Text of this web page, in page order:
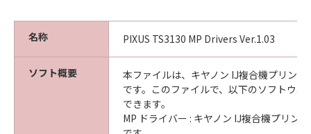
名称 PIXUS TS3130 MP Drivers Ver.1.03
ソフト概要
本ファイルは、キヤノン IJ複合機プリン
です。このファイルで、以下のソフトウエ
できます。
MP ドライバー : キヤノン IJ複合機プリン